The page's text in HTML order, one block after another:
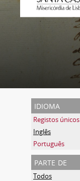
idioma
Registos únicos
Inglês
Português
parte de
Todos